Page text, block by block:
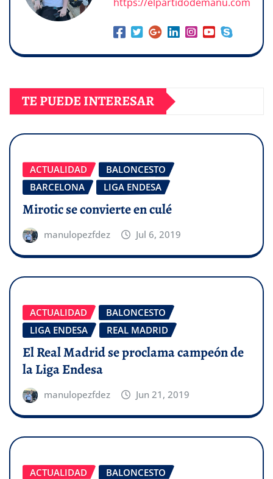
TE PUEDE INTERESAR
ACTUALIDAD
BALONCESTO
BARCELONA
LIGA ENDESA
Mirotic se convierte en culé
manulopezfdez Jul 6, 2019
ACTUALIDAD
BALONCESTO
LIGA ENDESA
REAL MADRID
El Real Madrid se proclama campeón de
la Liga Endesa
manulopezfdez Jun 21, 2019
ACTUALIDAD
BALONCESTO